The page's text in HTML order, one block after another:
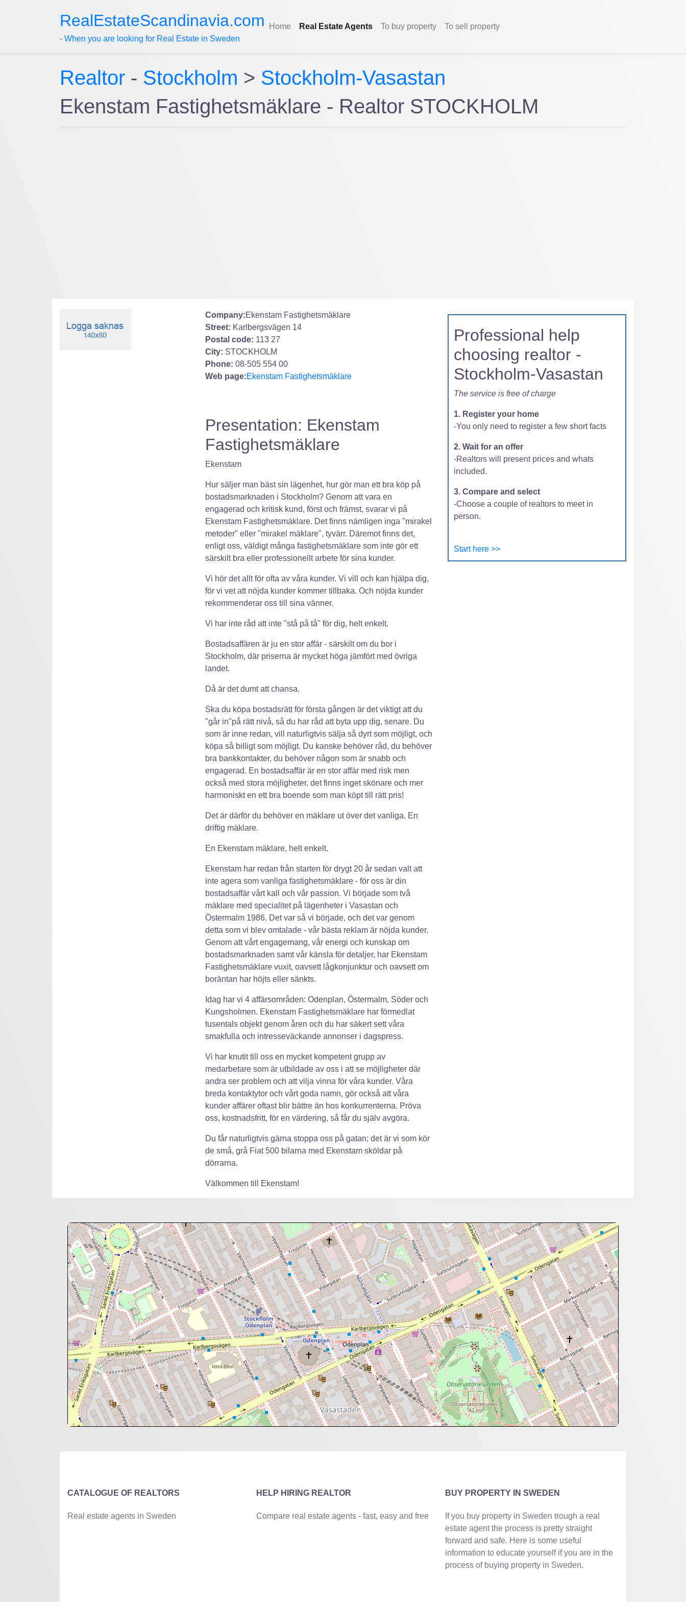
RealEstateScandinavia.com
- When you are looking for Real Estate in Sweden
Home Real Estate Agents To buy property To sell property
Realtor - Stockholm > Stockholm-Vasastan
Ekenstam Fastighetsmäklare - Realtor STOCKHOLM
Company:Ekenstam Fastighetsmäklare
Street: Karlbergsvägen 14
Postal code: 113 27
City: STOCKHOLM
Phone: 08-505 554 00
Web page:Ekenstam Fastighetsmäklare
Presentation: Ekenstam
Fastighetsmäklare
Ekenstam
Hur säljer man bäst sin lägenhet, hur gör man ett bra köp på
bostadsmarknaden i Stockholm? Genom att vara en
engagerad och kritisk kund, först och främst, svarar vi på
Ekenstam Fastighetsmäklare. Det finns nämligen inga "mirakel
metoder" eller "mirakel mäklare", tyvärr. Däremot finns det,
enligt oss, väldigt många fastighetsmäklare som inte gör ett
särskilt bra eller professionellt arbete för sina kunder.
Vi hör det allt för ofta av våra kunder. Vi vill och kan hjälpa dig,
för vi vet att nöjda kunder kommer tillbaka. Och nöjda kunder
rekommenderar oss till sina vänner.
Vi har inte råd att inte "stå på tå" för dig, helt enkelt.
Bostadsaffären är ju en stor affär - särskilt om du bor i
Stockholm, där priserna är mycket höga jämfört med övriga
landet.
Då är det dumt att chansa.
Ska du köpa bostadsrätt för första gången är det viktigt att du
"går in"på rätt nivå, så du har råd att byta upp dig, senare. Du
som är inne redan, vill naturligtvis sälja så dyrt som möjligt, och
köpa så billigt som möjligt. Du kanske behöver råd, du behöver
bra bankkontakter, du behöver någon som är snabb och
engagerad. En bostadsaffär är en stor affär med risk men
också med stora möjligheter, det finns inget skönare och mer
harmoniskt en ett bra boende som man köpt till rätt pris!
Det är därför du behöver en mäklare ut över det vanliga. En
driftig mäklare.
En Ekenstam mäklare, helt enkelt.
Ekenstam har redan från starten för drygt 20 år sedan valt att
inte agera som vanliga fastighetsmäklare - för oss är din
bostadsaffär vårt kall och vår passion. Vi började som två
mäklare med specialitet på lägenheter i Vasastan och
Östermalm 1986. Det var så vi började, och det var genom
detta som vi blev omtalade - vår bästa reklam är nöjda kunder.
Genom att vårt engagemang, vår energi och kunskap om
bostadsmarknaden samt vår känsla för detaljer, har Ekenstam
Fastighetsmäklare vuxit, oavsett lågkonjunktur och oavsett om
boräntan har höjts eller sänkts.
Idag har vi 4 affärsområden: Odenplan, Östermalm, Söder och
Kungsholmen. Ekenstam Fastighetsmäklare har förmedlat
tusentals objekt genom åren och du har säkert sett våra
smakfulla och intresseväckande annonser i dagspress.
Vi har knutit till oss en mycket kompetent grupp av
medarbetare som är utbildade av oss i att se möjligheter där
andra ser problem och att vilja vinna för våra kunder. Våra
breda kontaktytor och vårt goda namn, gör också att våra
kunder affärer oftast blir bättre än hos konkurrenterna. Pröva
oss, kostnadsfritt, för en värdering, så får du själv avgöra.
Du får naturligtvis gärna stoppa oss på gatan; det är vi som kör
de små, grå Fiat 500 bilarna med Ekenstam sköldar på
dörrarna.
Välkommen till Ekenstam!
Professional help
choosing realtor -
Stockholm-Vasastan
The service is free of charge
1. Register your home
-You only need to register a few short facts
2. Wait for an offer
-Realtors will present prices and whats
included.
3. Compare and select
-Choose a couple of realtors to meet in
person.
Start here >>
CATALOGUE OF REALTORS
Real estate agents in Sweden
HELP HIRING REALTOR
Compare real estate agents - fast, easy and free
BUY PROPERTY IN SWEDEN
If you buy property in Sweden trough a real
estate agent the process is pretty straight
forward and safe. Here is some useful
information to educate yourself if you are in the
process of buying property in Sweden.